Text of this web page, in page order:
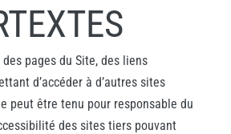
pages du Site, des liens
d’accéder à d’autres sites
peut être tenu pour responsable du
des sites tiers pouvant